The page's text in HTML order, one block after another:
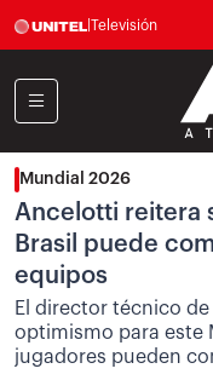
Televisión
Mundial 2026
Ancelotti reitera
Brasil puede
equipos
El director técnico de
optimismo para este
jugadores pueden